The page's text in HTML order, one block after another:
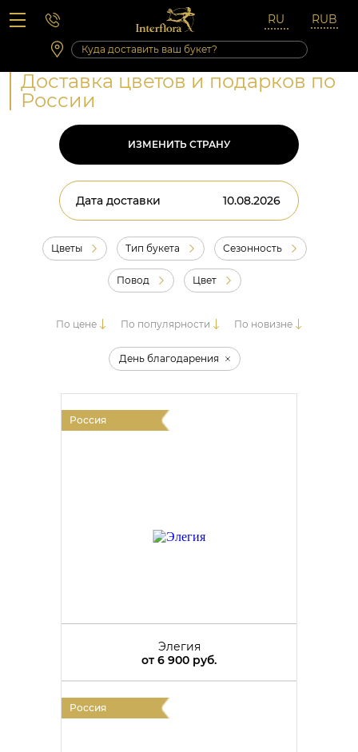
Вопросы-ответы
Сб 10:00 ‐ 14:00
Выходные и праздничные дни
Доставка цветов и подарков по
России
ИЗМЕНИТЬ СТРАНУ
Дата доставки
Цветы Тип букета Сезонность
Повод Цвет
По цене По популярности По новизне
День благодарения
Россия
Элегия
от6 900 руб.
Россия